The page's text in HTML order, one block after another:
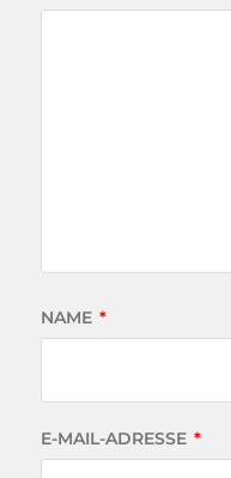
NAME *
E-MAIL-ADRESSE *